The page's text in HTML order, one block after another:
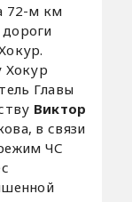
72-м км
Хокур
Главы
Виктор
в связи
ЧС